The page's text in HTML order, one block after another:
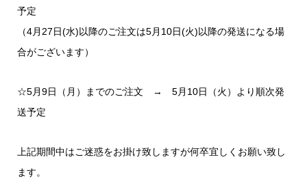
予定
（4月27日(水)以降のご注文は5月10日(火)以降の発送になる場
合がございます）
☆5月9日（月）までのご注文 → 5月10日（火）より順次発
送予定
上記期間中はご迷惑をお掛け致しますが何卒宜しくお願い致し
ます。